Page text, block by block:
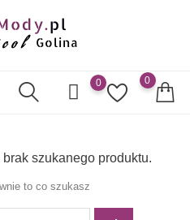
0 0
szukanego produktu.
to co szukasz